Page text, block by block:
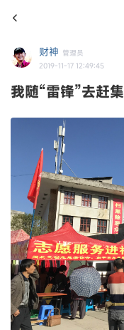
财神 管理员
2019-11-17 12:49:45
我随“雷锋”去赶集